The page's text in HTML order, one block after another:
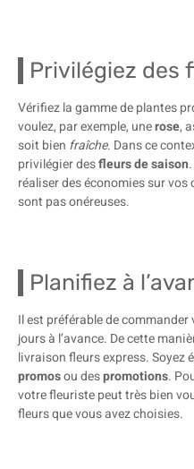
Privilégiez des
Vérifiez la gamme de plantes
voulez, par exemple, unerose,
soit bien fraîche. Dans ce
privilégier desfleurs de saison
réaliser des économies sur
sont pas onéreuses.
Planifiez à
Il est préférable de commander
jours à l’avance. De cette
livraison fleurs express. Soyez
promosou despromotions.
votre fleuriste peut très bien
fleurs que vous avez choisies.